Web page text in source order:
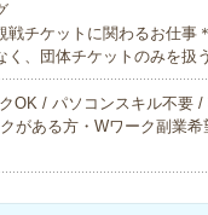
戦チケットに関わるお仕事
く、団体チケットのみを扱
OK / パソコンスキル不要 /
がある方・Wワーク副業